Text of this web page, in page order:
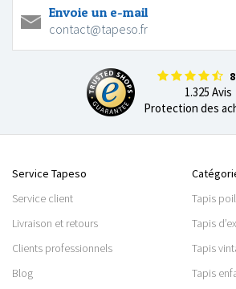
Envoie un e-mail
contact@tapeso.fr
1.325 Avis
Protection des
Service Tapeso
Service client
Livraison et retours
Clients professionnels
Blog
Tapis
Tapis
Tapis
Tapis